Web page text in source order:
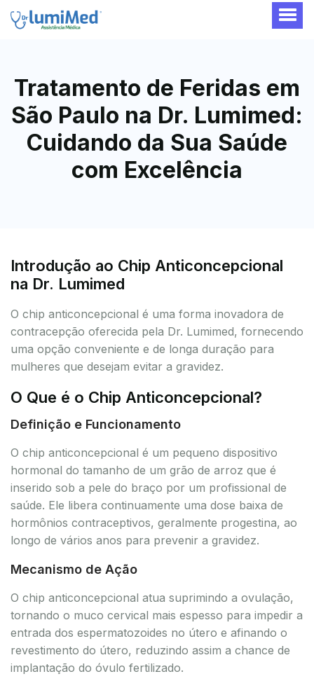
Tratamento de Feridas em
São Paulo na Dr. Lumimed:
Cuidando da Sua Saúde
com Excelência
Introdução ao Chip Anticoncepcional
na Dr. Lumimed
O chip anticoncepcional é uma forma inovadora de
contracepção oferecida pela Dr. Lumimed, fornecendo
uma opção conveniente e de longa duração para
mulheres que desejam evitar a gravidez.
O Que é o Chip Anticoncepcional?
Definição e Funcionamento
O chip anticoncepcional é um pequeno dispositivo
hormonal do tamanho de um grão de arroz que é
inserido sob a pele do braço por um profissional de
saúde. Ele libera continuamente uma dose baixa de
hormônios contraceptivos, geralmente progestina, ao
longo de vários anos para prevenir a gravidez.
Mecanismo de Ação
O chip anticoncepcional atua suprimindo a ovulação,
tornando o muco cervical mais espesso para impedir a
entrada dos espermatozoides no útero e afinando o
revestimento do útero, reduzindo assim a chance de
implantação do óvulo fertilizado.